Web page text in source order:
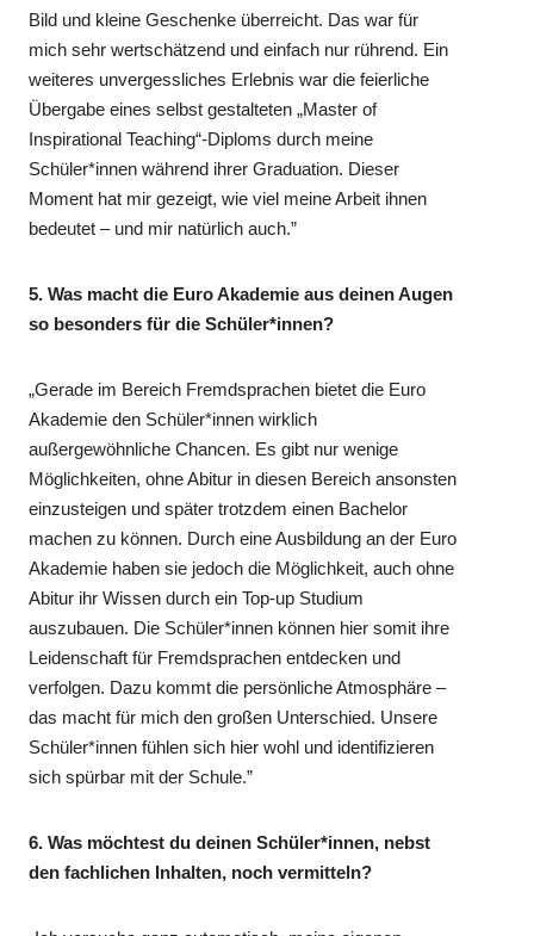
Bild und kleine Geschenke überreicht. Das war für
mich sehr wertschätzend und einfach nur rührend. Ein
weiteres unvergessliches Erlebnis war die feierliche
Übergabe eines selbst gestalteten „Master of
Inspirational Teaching“-Diploms durch meine
Schüler*innen während ihrer Graduation. Dieser
Moment hat mir gezeigt, wie viel meine Arbeit ihnen
bedeutet – und mir natürlich auch.”
5. Was macht die Euro Akademie aus deinen Augen
so besonders für die Schüler*innen?
„Gerade im Bereich Fremdsprachen bietet die Euro
Akademie den Schüler*innen wirklich
außergewöhnliche Chancen. Es gibt nur wenige
Möglichkeiten, ohne Abitur in diesen Bereich ansonsten
einzusteigen und später trotzdem einen Bachelor
machen zu können. Durch eine Ausbildung an der Euro
Akademie haben sie jedoch die Möglichkeit, auch ohne
Abitur ihr Wissen durch ein Top-up Studium
auszubauen. Die Schüler*innen können hier somit ihre
Leidenschaft für Fremdsprachen entdecken und
verfolgen. Dazu kommt die persönliche Atmosphäre –
das macht für mich den großen Unterschied. Unsere
Schüler*innen fühlen sich hier wohl und identifizieren
sich spürbar mit der Schule.”
6. Was möchtest du deinen Schüler*innen, nebst
den fachlichen Inhalten, noch vermitteln?